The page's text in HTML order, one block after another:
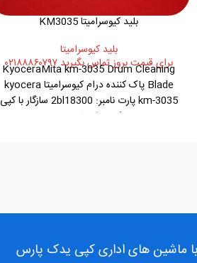
بلید کیوسرامیتا KM3035
بليد کيوسراميتا
برای قیمت بروز تماس بگیرید ۰۲۱۸۸۸۶۰۷۹۷
KyoceraMita km-3035 Drum Cleaning
Blade پاک کننده درام کیوسرامیتا kyocera
km-3035 پارت نامبر: 2bl18300 سازگار با کپی
با ماشین های اداری کپی یدک پارس